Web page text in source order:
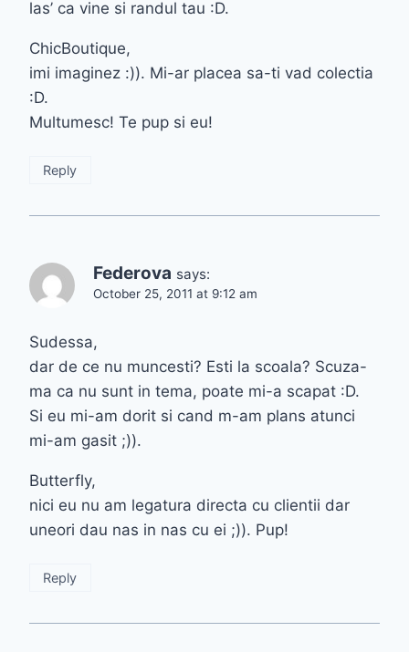
las’ ca vine si randul tau :D.
ChicBoutique,
imi imaginez :)). Mi-ar placea sa-ti vad colectia
:D.
Multumesc! Te pup si eu!
Reply
Federova says:
October 25, 2011 at 9:12 am
Sudessa,
dar de ce nu muncesti? Esti la scoala? Scuza-
ma ca nu sunt in tema, poate mi-a scapat :D.
Si eu mi-am dorit si cand m-am plans atunci
mi-am gasit ;)).
Butterfly,
nici eu nu am legatura directa cu clientii dar
uneori dau nas in nas cu ei ;)). Pup!
Reply